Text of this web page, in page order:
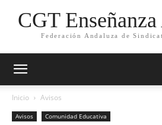
CGT
Federación Andaluza de
Inicio Avisos
Avisos Comunidad Educativa